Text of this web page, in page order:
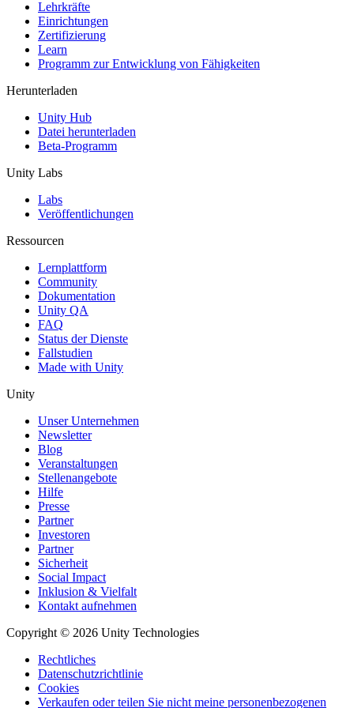
XR-Spiele
XR-Spiele plattformübergreifend starten
Multiplayer-Spiele
Vereinfachte Entwicklung von Multiplayer-Spielen
Lehrkräfte
Einrichtungen
Zertifizierung
Learn
Programm zur Entwicklung von Fähigkeiten
Herunterladen
Unity Hub
Datei herunterladen
Beta-Programm
Unity Labs
Labs
Veröffentlichungen
Ressourcen
Lernplattform
Community
Dokumentation
Unity QA
FAQ
Status der Dienste
Fallstudien
Made with Unity
Unity
Unser Unternehmen
Newsletter
Blog
Veranstaltungen
Stellenangebote
Hilfe
Presse
Partner
Investoren
Partner
Sicherheit
Social Impact
Inklusion & Vielfalt
Kontakt aufnehmen
Copyright © 2026 Unity Technologies
Rechtliches
Datenschutzrichtlinie
Cookies
Verkaufen oder teilen Sie nicht meine personenbezogenen